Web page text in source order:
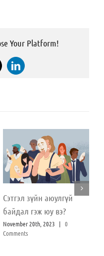
Your Platform!
LinkedIn
Сэтгэл зүйн аюулгүй
байдал гэж юу вэ?
November 20th, 2023 | 0
Comments